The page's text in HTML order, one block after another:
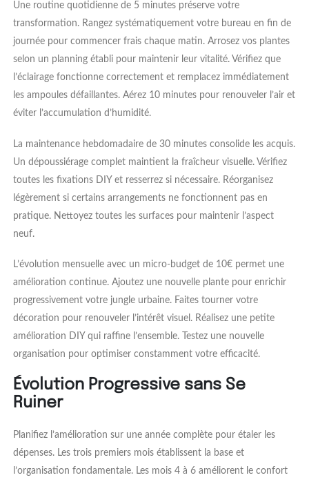
Une routine quotidienne de 5 minutes préserve votre
transformation. Rangez systématiquement votre bureau en fin de
journée pour commencer frais chaque matin. Arrosez vos plantes
selon un planning établi pour maintenir leur vitalité. Vérifiez que
l’éclairage fonctionne correctement et remplacez immédiatement
les ampoules défaillantes. Aérez 10 minutes pour renouveler l’air et
éviter l’accumulation d’humidité.
La maintenance hebdomadaire de 30 minutes consolide les acquis.
Un dépoussiérage complet maintient la fraîcheur visuelle. Vérifiez
toutes les fixations DIY et resserrez si nécessaire. Réorganisez
légèrement si certains arrangements ne fonctionnent pas en
pratique. Nettoyez toutes les surfaces pour maintenir l’aspect
neuf.
L’évolution mensuelle avec un micro-budget de 10€ permet une
amélioration continue. Ajoutez une nouvelle plante pour enrichir
progressivement votre jungle urbaine. Faites tourner votre
décoration pour renouveler l’intérêt visuel. Réalisez une petite
amélioration DIY qui raffine l’ensemble. Testez une nouvelle
organisation pour optimiser constamment votre efficacité.
Évolution Progressive sans Se
Ruiner
Planifiez l’amélioration sur une année complète pour étaler les
dépenses. Les trois premiers mois établissent la base et
l’organisation fondamentale. Les mois 4 à 6 améliorent le confort